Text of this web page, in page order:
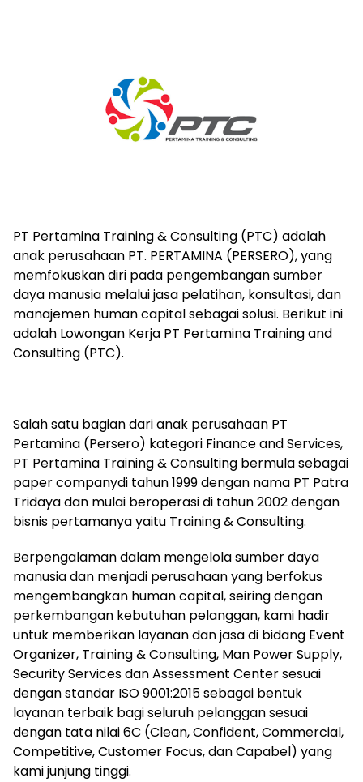
PT Pertamina Training & Consulting (PTC) adalah
anak perusahaan PT. PERTAMINA (PERSERO), yang
memfokuskan diri pada pengembangan sumber
daya manusia melalui jasa pelatihan, konsultasi, dan
manajemen human capital sebagai solusi. Berikut ini
adalah Lowongan Kerja PT Pertamina Training and
Consulting (PTC).
Salah satu bagian dari anak perusahaan PT
Pertamina (Persero) kategori Finance and Services,
PT Pertamina Training & Consulting bermula sebagai
paper companydi tahun 1999 dengan nama PT Patra
Tridaya dan mulai beroperasi di tahun 2002 dengan
bisnis pertamanya yaitu Training & Consulting.
Berpengalaman dalam mengelola sumber daya
manusia dan menjadi perusahaan yang berfokus
mengembangkan human capital, seiring dengan
perkembangan kebutuhan pelanggan, kami hadir
untuk memberikan layanan dan jasa di bidang Event
Organizer, Training & Consulting, Man Power Supply,
Security Services dan Assessment Center sesuai
dengan standar ISO 9001:2015 sebagai bentuk
layanan terbaik bagi seluruh pelanggan sesuai
dengan tata nilai 6C (Clean, Confident, Commercial,
Competitive, Customer Focus, dan Capabel) yang
kami junjung tinggi.